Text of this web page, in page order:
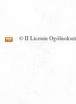
© II Liceum